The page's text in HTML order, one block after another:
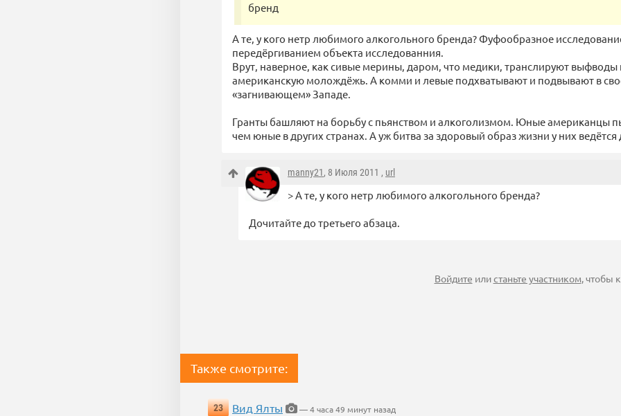
бренд
А те, у кого нетр любимого алкогольного бренда? Фуфообразное
передёргиванием объекта исследованния.
Врут, наверное, как сивые мерины, даром, что медики, транслируют выфводы
американскую молождёжь. А комми и левые подхватывают и подвывают в
«загнивающем» Западе.
Гранты башляют на борьбу с пьянством и алкоголизмом. Юные американцы
чем юные в других странах. А уж битва за здоровый образ жизни у них
manny21, 8 Июля 2011 , url
> А те, у кого нетр любимого алкогольного бренда?
Дочитайте до третьего абзаца.
Войдите илистаньте участником, чтобы
Также смотрите:
23 Вид Ялты
— 4 часа 49 минут назад